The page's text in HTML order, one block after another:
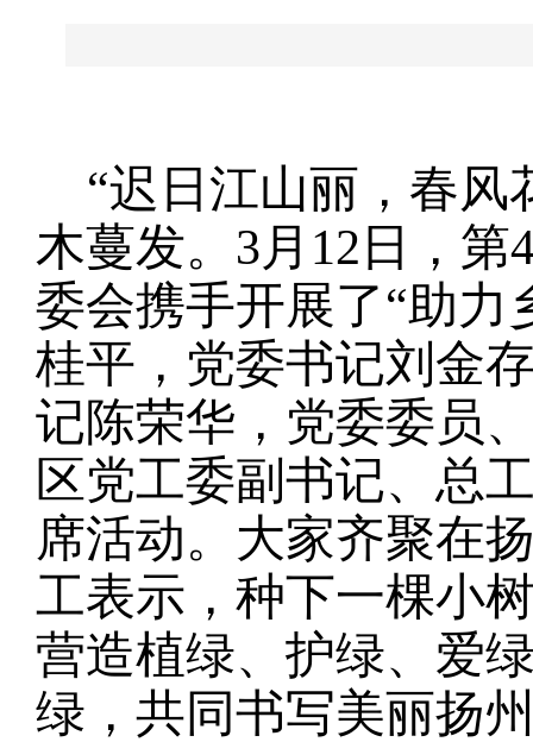
“迟日江山丽，春
木蔓发。 3月12日，
委会携手开展了“助力
桂平，党委书记刘金
记陈荣华，党委委员
区党工委副书记、总
席活动。大家齐聚在
工表示， 种下一棵小
营造植绿、护绿、爱
绿，共同书写美丽扬